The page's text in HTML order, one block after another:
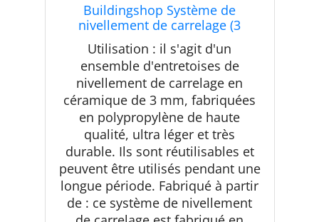
Buildingshop Système de
nivellement de carrelage (3
mm/lot de 2000) entretoises pour
nivellement de carrelage à faire
soi-même pour carrelage de sol
professionnel, carrelage en
céramique et pierre (3
Utilisation : il s'agit d'un
ensemble d'entretoises de
nivellement de carrelage en
céramique de 3 mm, fabriquées
en polypropylène de haute
qualité, ultra léger et très
durable. Ils sont réutilisables et
peuvent être utilisés pendant une
longue période. Fabriqué à partir
de : ce système de nivellement